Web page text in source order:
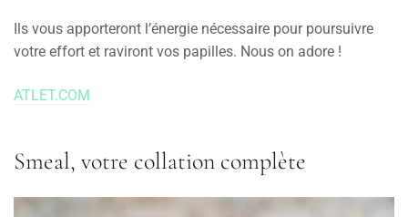
Ils vous apporteront l’énergie nécessaire pour poursuivre
votre effort et raviront vos papilles. Nous on adore !
ATLET.COM
Smeal, votre collation complète